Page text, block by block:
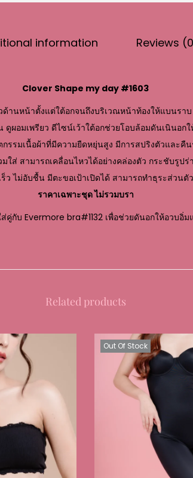
information Reviews
Clover Shape my day #1603
านหน้าตั้งแต่ใต้อกจนถึงบริเวณหน้าท้องให้แบนราบ
ผอมเพรียว ดีไซน์เว้าใต้อกช่วยโอบล้อมดันเนินอก
รรมเนื้อผ้าที่มีความยืดหยุ่นสูง มีการสปริงตัวและคื
มใส่ สามารถเคลื่อนไหวได้อย่างคล่องตัว กระชับรูป
ร็ว ไม่อับชื้น มีตะขอเป้าเปิดได้ สามารถทำธุระส่วน
ราคาเฉพาะชุด ไม่รวมบรา
คู่กับ Evermore bra#1132 เพื่อช่วยดันอกให้อวบอิ่
Related products
Out Of Stock